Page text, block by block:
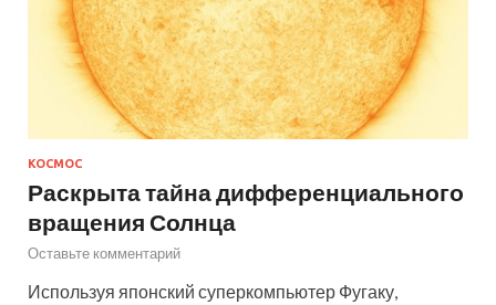
КОСМОС
Раскрыта тайна дифференциального
вращения Солнца
Оставьте комментарий
Используя японский суперкомпьютер Фугаку,